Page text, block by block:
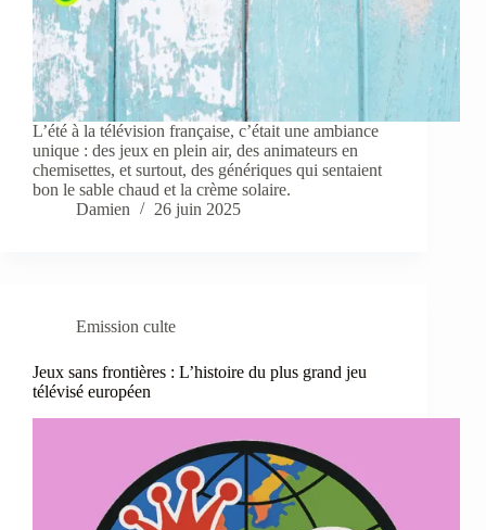
L’été à la télévision française, c’était une ambiance
unique : des jeux en plein air, des animateurs en
chemisettes, et surtout, des génériques qui sentaient
bon le sable chaud et la crème solaire.
Damien
26 juin 2025
Emission culte
Jeux sans frontières : L’histoire du plus grand jeu
télévisé européen